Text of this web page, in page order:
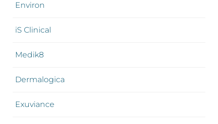
Environ
iS Clinical
Medik8
Dermalogica
Exuviance